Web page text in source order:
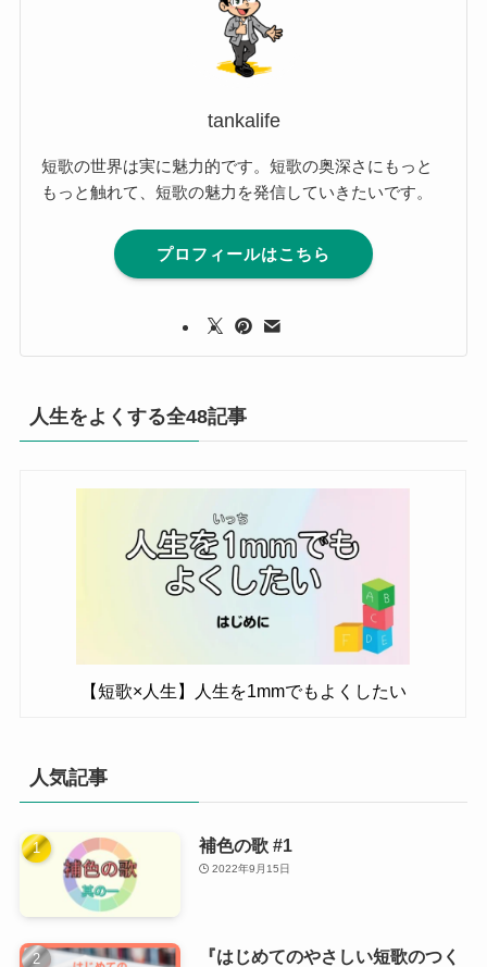
tankalife
短歌の世界は実に魅力的です。短歌の奥深さにもっと
もっと触れて、短歌の魅力を発信していきたいです。
プロフィールはこちら
人生をよくする全48記事
【短歌×人生】人生を1mmでもよくしたい
人気記事
補色の歌 #1
2022年9月15日
『はじめてのやさしい短歌のつく